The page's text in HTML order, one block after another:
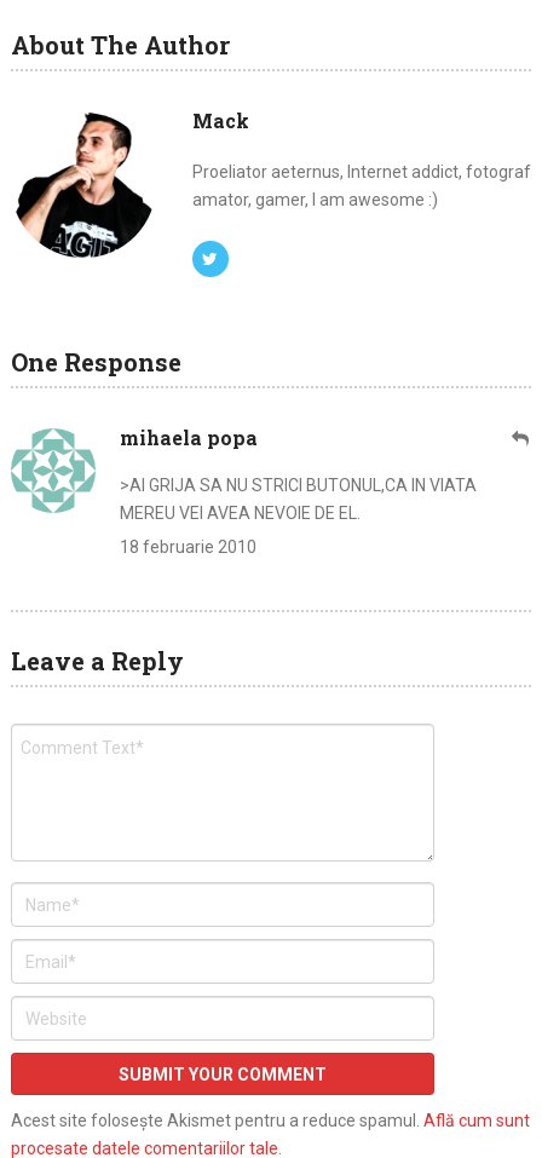
About The Author
Mack
Proeliator aeternus, Internet addict, fotograf
amator, gamer, I am awesome :)
One Response
mihaela popa
>AI GRIJA SA NU STRICI BUTONUL,CA IN VIATA
MEREU VEI AVEA NEVOIE DE EL.
18 februarie 2010
Leave a Reply
Acest site folosește Akismet pentru a reduce spamul. Află cum sunt
procesate datele comentariilor tale